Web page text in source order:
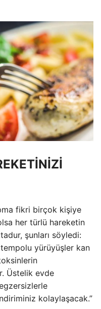
fikri birçok kişiye
her türlü hareketin
şunları söyledi:
yürüyüşler kan
toksinlerin
Üstelik evde
kolaylaşacak.”